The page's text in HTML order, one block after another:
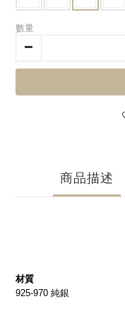
數量
商品描述
材質
925-970 純銀